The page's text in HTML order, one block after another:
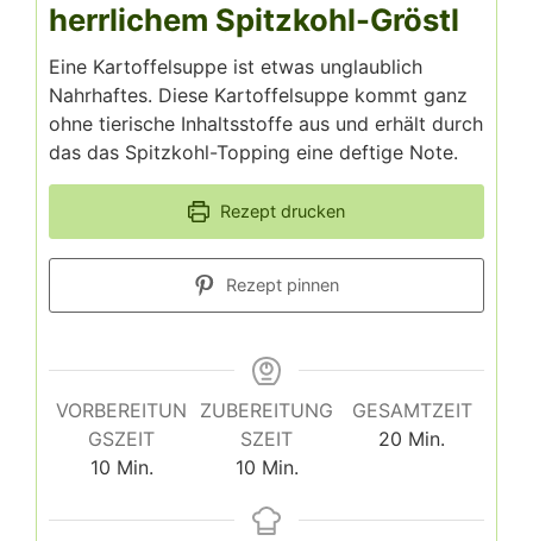
herrlichem Spitzkohl-Gröstl
Eine Kartoffelsuppe ist etwas unglaublich
Nahrhaftes. Diese Kartoffelsuppe kommt ganz
ohne tierische Inhaltsstoffe aus und erhält durch
das das Spitzkohl-Topping eine deftige Note.
Rezept drucken
Rezept pinnen
VORBEREITUN
GSZEIT
10 Min.
ZUBEREITUNG
SZEIT
10 Min.
GESAMTZEIT
20 Min.